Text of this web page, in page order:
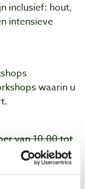
inclusief: hout,
intensieve
waarin u
van 10.00 tot
van 14.00 tot